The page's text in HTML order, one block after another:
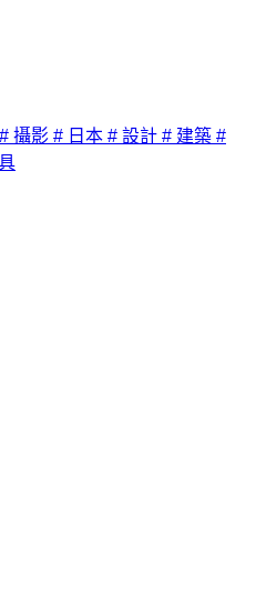
# 攝影 # 日本 # 設計 # 建築 #